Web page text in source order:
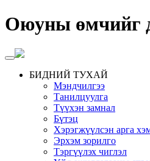
Оюуны өмчийг
БИДНИЙ ТУХАЙ
Мэндчилгээ
Танилцуулга
Түүхэн замнал
Бүтэц
Хэрэгжүүлсэн арга
Эрхэм зорилго
Тэргүүлэх чиглэл